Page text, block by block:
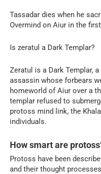
Tassadar dies when he
Overmind on Aiur in the
Is zeratul a Dark Templar?
Zeratul is a Dark Templar,
assassin whose forbears
homeworld of Aiur over a
templar refused to
protoss mind link, the
individuals.
How smart are
Protoss have been
and their thought